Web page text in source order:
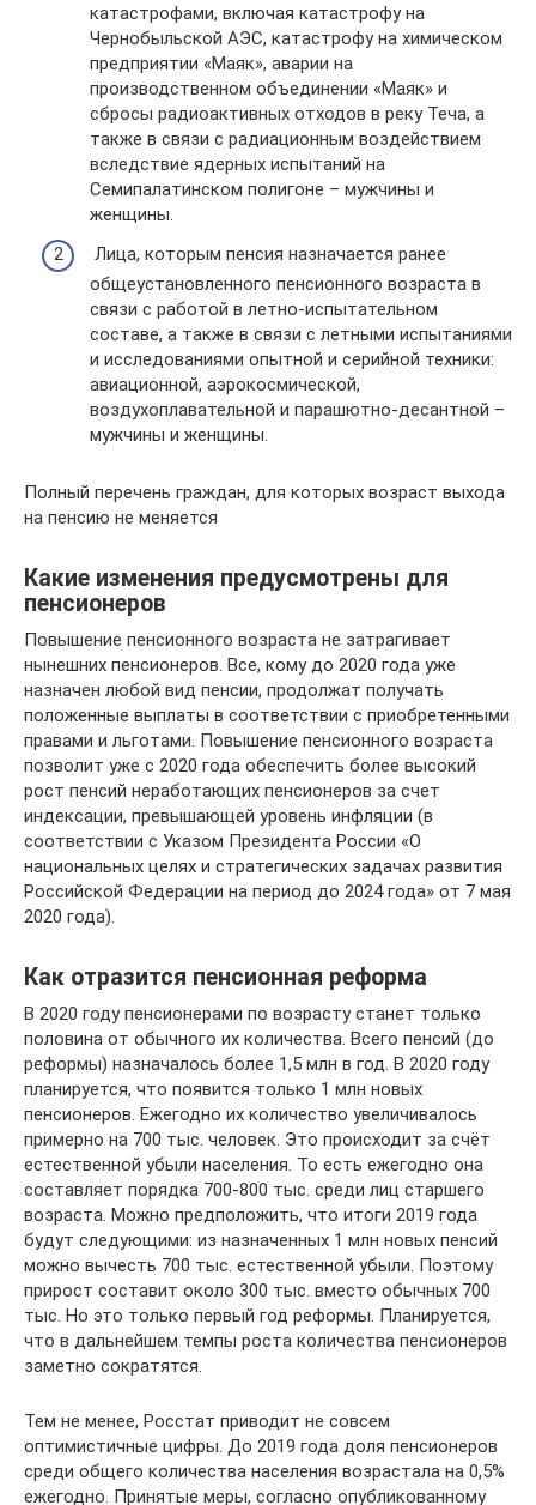
катастрофами, включая катастрофу на
Чернобыльской АЭС, катастрофу на химическом
предприятии «Маяк», аварии на
производственном объединении «Маяк» и
сбросы радиоактивных отходов в реку Теча, а
также в связи с радиационным воздействием
вследствие ядерных испытаний на
Семипалатинском полигоне – мужчины и
женщины.
Лица, которым пенсия назначается ранее
общеустановленного пенсионного возраста в
связи с работой в летно-испытательном
составе, а также в связи с летными испытаниями
и исследованиями опытной и серийной техники:
авиационной, аэрокосмической,
воздухоплавательной и парашютно-десантной –
мужчины и женщины.
Полный перечень граждан, для которых возраст выхода
на пенсию не меняется
Какие изменения предусмотрены для
пенсионеров
Повышение пенсионного возраста не затрагивает
нынешних пенсионеров. Все, кому до 2020 года уже
назначен любой вид пенсии, продолжат получать
положенные выплаты в соответствии с приобретенными
правами и льготами. Повышение пенсионного возраста
позволит уже с 2020 года обеспечить более высокий
рост пенсий неработающих пенсионеров за счет
индексации, превышающей уровень инфляции (в
соответствии с Указом Президента России «О
национальных целях и стратегических задачах развития
Российской Федерации на период до 2024 года» от 7 мая
2020 года).
Как отразится пенсионная реформа
В 2020 году пенсионерами по возрасту станет только
половина от обычного их количества. Всего пенсий (до
реформы) назначалось более 1,5 млн в год. В 2020 году
планируется, что появится только 1 млн новых
пенсионеров. Ежегодно их количество увеличивалось
примерно на 700 тыс. человек. Это происходит за счёт
естественной убыли населения. То есть ежегодно она
составляет порядка 700-800 тыс. среди лиц старшего
возраста. Можно предположить, что итоги 2019 года
будут следующими: из назначенных 1 млн новых пенсий
можно вычесть 700 тыс. естественной убыли. Поэтому
прирост составит около 300 тыс. вместо обычных 700
тыс. Но это только первый год реформы. Планируется,
что в дальнейшем темпы роста количества пенсионеров
заметно сократятся.
Тем не менее, Росстат приводит не совсем
оптимистичные цифры. До 2019 года доля пенсионеров
среди общего количества населения возрастала на 0,5%
ежегодно. Принятые меры, согласно опубликованному